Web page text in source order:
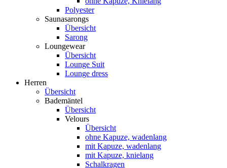
Polyester
Saunasarongs
Übersicht
Sarong
Loungewear
Übersicht
Lounge Suit
Lounge dress
Herren
Übersicht
Bademäntel
Übersicht
Velours
Übersicht
ohne Kapuze, wadenlang
mit Kapuze, wadenlang
mit Kapuze, knielang
Schalkragen